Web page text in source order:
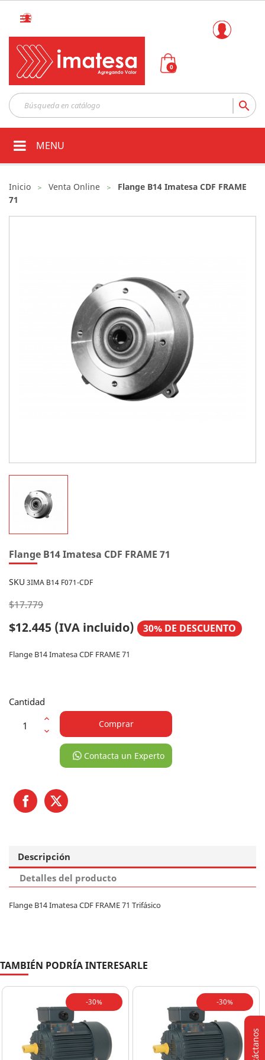


0
MENU
Inicio Venta Online
Flange B14 Imatesa CDF FRAME
71
Flange B14 Imatesa CDF FRAME 71
SKU 3IMA B14 F071-CDF
$17.779
$12.445 (IVA incluido) 30% DE DESCUENTO
Flange B14 Imatesa CDF FRAME 71
Cantidad
Comprar
Contacta un Experto
Descripción
Detalles del producto
Flange B14 Imatesa CDF FRAME 71 Trifásico
TAMBIÉN PODRÍA INTERESARLE
-30% -30%